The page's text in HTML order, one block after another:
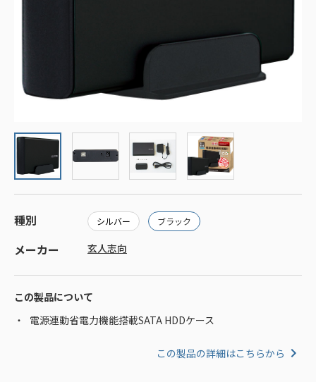
種別 シルバー ブラック
メーカー 玄人志向
この製品について
電源連動省電力機能搭載SATA HDDケース
この製品の詳細はこちらから